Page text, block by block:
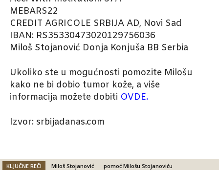
MEBARS22
CREDIT AGRICOLE SRBIJA AD, Novi Sad
IBAN: RS35330473020129756036
Miloš Stojanović Donja Konjuša BB Serbia
Ukoliko ste u mogućnosti pomozite Milošu
kako ne bi dobio tumor kože, a više
informacija možete dobiti OVDE.
Izvor: srbijadanas.com
KLJUČNE REČI Miloš Stojanović pomoć Milošu Stojanoviću